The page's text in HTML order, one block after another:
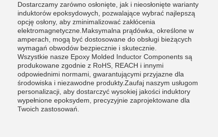
Dostarczamy zarówno osłonięte, jak i nieosłonięte warianty
induktorów epoksydowych, pozwalające wybrać najlepszą
opcję osłony, aby zminimalizować zakłócenia
elektromagnetyczne.Maksymalna prądówka, określone w
amperach, mogą być dostosowane do obsługi bieżących
wymagań obwodów bezpiecznie i skutecznie.
Wszystkie nasze Epoxy Molded Inductor Components są
produkowane zgodnie z RoHS, REACH i innymi
odpowiednimi normami, gwarantującymi przyjazne dla
środowiska i niezawodne produkty.Zaufaj naszym usługom
personalizacji, aby dostarczyć wysokiej jakości induktory
wypełnione epoksydem, precyzyjnie zaprojektowane dla
Twoich zastosowań.